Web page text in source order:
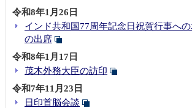
令和8年1月26日
インド共和国77周年記念日祝賀行事へ
の出席
令和8年1月17日
茂木外務大臣の訪印
令和7年11月23日
日印首脳会談